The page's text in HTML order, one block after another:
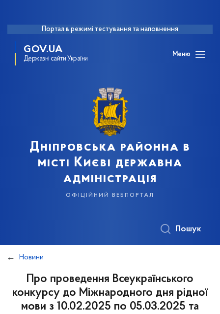
Портал в режимі тестування та наповнення
GOV.UA
Державні сайти України
Меню
Дніпровська районна в
місті Києві державна
адміністрація
офіційний вебпортал
Пошук
Новини
Про проведення Всеукраїнського
конкурсу до Міжнародного дня рідної
мови з 10.02.2025 по 05.03.2025 та